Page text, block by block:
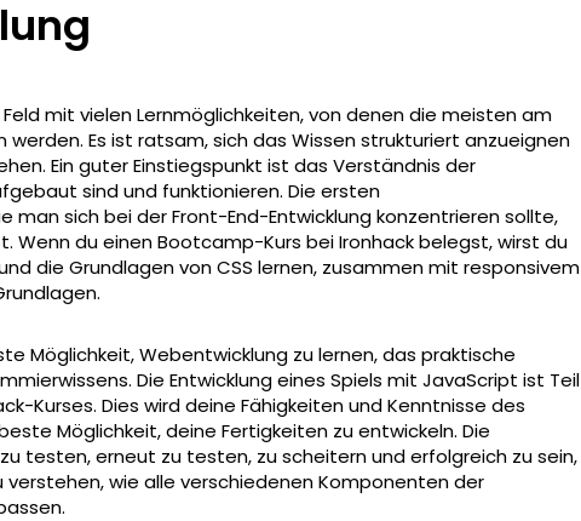
mit vielen Lernmöglichkeiten, von denen die meisten am
werden. Es ist ratsam, sich das Wissen strukturiert anzueignen
Ein guter Einstiegspunkt ist das Verständnis der
sind und funktionieren. Die ersten
man sich bei der Front-End-Entwicklung konzentrieren sollte,
Wenn du einen Bootcamp-Kurs bei Ironhack belegst, wirst du
die Grundlagen von CSS lernen, zusammen mit responsivem
Möglichkeit, Webentwicklung zu lernen, das praktische
Die Entwicklung eines Spiels mit JavaScript ist Teil
Kurses. Dies wird deine Fähigkeiten und Kenntnisse des
Möglichkeit, deine Fertigkeiten zu entwickeln. Die
testen, erneut zu testen, zu scheitern und erfolgreich zu sein,
verstehen, wie alle verschiedenen Komponenten der